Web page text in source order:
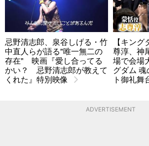
忌野清志郎、泉谷しげる・竹
中直人らが語る"唯一無二の
存在" 映画『愛し合ってる
かい？ 忌野清志郎が教えて
くれた』特別映像
【キン
尊淳、神
場で会場
グダム
ト御礼舞
ADVERTISEMENT